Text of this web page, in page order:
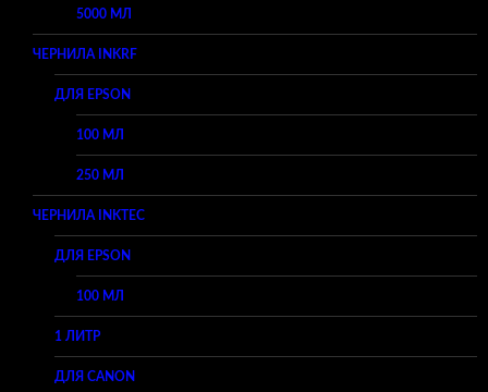
5000 МЛ
ЧЕРНИЛА INKRF
ДЛЯ EPSON
100 МЛ
250 МЛ
ЧЕРНИЛА INKTEC
ДЛЯ EPSON
100 МЛ
1 ЛИТР
ДЛЯ CANON